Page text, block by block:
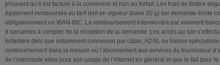
prouvant qu’il est facturé à la connexion et non au forfait. Les frais de timbre
également remboursés au tarif lent en vigueur (base 20 g) sur demande écrite
obligatoirement un IBAN-BIC. Le remboursement interviendra par virement
8 semaines à compter de la réception de la demande. Les accès au site
forfaitaire (tels que notamment connexion par câble, ADSL ou liaison
remboursement dans la mesure où l’abonnement aux services du fournisseur
de l’internaute et/ou pour son usage de l’Internet en général et que le fait pour